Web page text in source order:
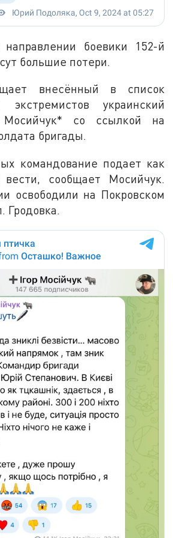
боевики 152-й
большие потери.
внесённый в список
экстремистов украинский
со ссылкой на
бригады.
командование подает как
сообщает Мосийчук.
освободили на Покровском
Гродовка.